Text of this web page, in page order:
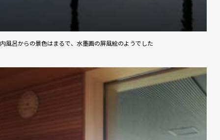
内風呂からの景色はまるで、水墨画の屏風絵のようでした